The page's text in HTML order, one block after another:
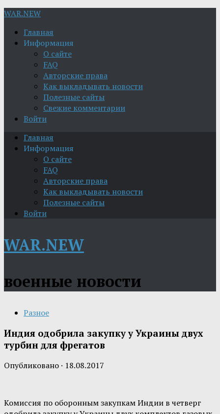
WAR.NEW
Главная
Информация
О сайте
FAQ
Авторские права
Как выкладывать новости
Полезные сайты
Свежие комментарии
Войти
Главная
Информация
О сайте
FAQ
Авторские права
Как выкладывать новости
Полезные сайты
Войти
WAR.NEW
военные новости
Разное
Индия одобрила закупку у Украины двух
турбин для фрегатов
Опубликовано · 18.08.2017
Комиссия по оборонным закупкам Индии в четверг